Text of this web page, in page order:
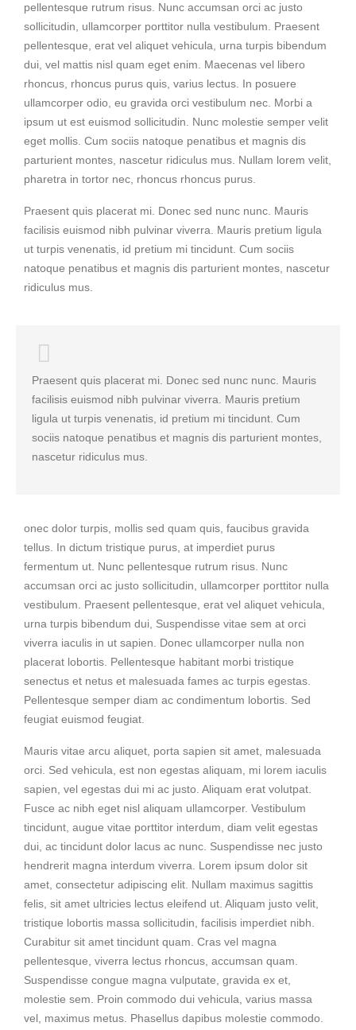
pellentesque rutrum risus. Nunc accumsan orci ac justo
sollicitudin, ullamcorper porttitor nulla vestibulum. Praesent
pellentesque, erat vel aliquet vehicula, urna turpis bibendum
dui, vel mattis nisl quam eget enim. Maecenas vel libero
rhoncus, rhoncus purus quis, varius lectus. In posuere
ullamcorper odio, eu gravida orci vestibulum nec. Morbi a
ipsum ut est euismod sollicitudin. Nunc molestie semper velit
eget mollis. Cum sociis natoque penatibus et magnis dis
parturient montes, nascetur ridiculus mus. Nullam lorem velit,
pharetra in tortor nec, rhoncus rhoncus purus.
Praesent quis placerat mi. Donec sed nunc nunc. Mauris
facilisis euismod nibh pulvinar viverra. Mauris pretium ligula
ut turpis venenatis, id pretium mi tincidunt. Cum sociis
natoque penatibus et magnis dis parturient montes, nascetur
ridiculus mus.
Praesent quis placerat mi. Donec sed nunc nunc. Mauris
facilisis euismod nibh pulvinar viverra. Mauris pretium
ligula ut turpis venenatis, id pretium mi tincidunt. Cum
sociis natoque penatibus et magnis dis parturient montes,
nascetur ridiculus mus.
onec dolor turpis, mollis sed quam quis, faucibus gravida
tellus. In dictum tristique purus, at imperdiet purus
fermentum ut. Nunc pellentesque rutrum risus. Nunc
accumsan orci ac justo sollicitudin, ullamcorper porttitor nulla
vestibulum. Praesent pellentesque, erat vel aliquet vehicula,
urna turpis bibendum dui, Suspendisse vitae sem at orci
viverra iaculis in ut sapien. Donec ullamcorper nulla non
placerat lobortis. Pellentesque habitant morbi tristique
senectus et netus et malesuada fames ac turpis egestas.
Pellentesque semper diam ac condimentum lobortis. Sed
feugiat euismod feugiat.
Mauris vitae arcu aliquet, porta sapien sit amet, malesuada
orci. Sed vehicula, est non egestas aliquam, mi lorem iaculis
sapien, vel egestas dui mi ac justo. Aliquam erat volutpat.
Fusce ac nibh eget nisl aliquam ullamcorper. Vestibulum
tincidunt, augue vitae porttitor interdum, diam velit egestas
dui, ac tincidunt dolor lacus ac nunc. Suspendisse nec justo
hendrerit magna interdum viverra. Lorem ipsum dolor sit
amet, consectetur adipiscing elit. Nullam maximus sagittis
felis, sit amet ultricies lectus eleifend ut. Aliquam justo velit,
tristique lobortis massa sollicitudin, facilisis imperdiet nibh.
Curabitur sit amet tincidunt quam. Cras vel magna
pellentesque, viverra lectus rhoncus, accumsan quam.
Suspendisse congue magna vulputate, gravida ex et,
molestie sem. Proin commodo dui vehicula, varius massa
vel, maximus metus. Phasellus dapibus molestie commodo.